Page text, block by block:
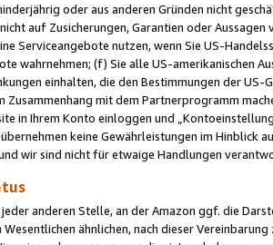
oder aus anderen Gründen nicht
auf Zusicherungen, Garantien oder
Serviceangebote nutzen, wenn Sie US-
wahrnehmen; (f) Sie alle US-amerikanischen
einhalten, die den Bestimmungen der
Zusammenhang mit dem Partnerprogramm
in Ihrem Konto einloggen und
keine Gewährleistungen im Hinblick
wir sind nicht für etwaige Handlungen
anderen Stelle, an der Amazon ggf. die
ähnlichen, nach dieser